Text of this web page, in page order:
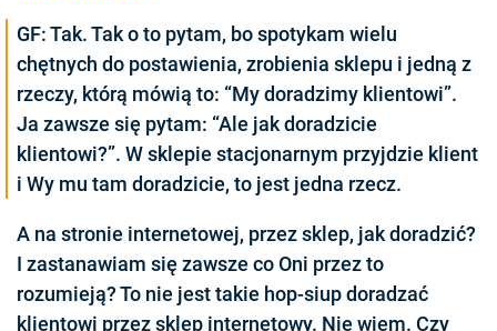
GF: Tak. Tak o to pytam, bo spotykam wielu
chętnych do postawienia, zrobienia sklepu i jedną z
rzeczy, którą mówią to: “My doradzimy klientowi”.
Ja zawsze się pytam: “Ale jak doradzicie
klientowi?”. W sklepie stacjonarnym przyjdzie klient
i Wy mu tam doradzicie, to jest jedna rzecz.
A na stronie internetowej, przez sklep, jak doradzić?
I zastanawiam się zawsze co Oni przez to
rozumieją? To nie jest takie hop-siup doradzać
klientowi przez sklep internetowy. Nie wiem. Czy